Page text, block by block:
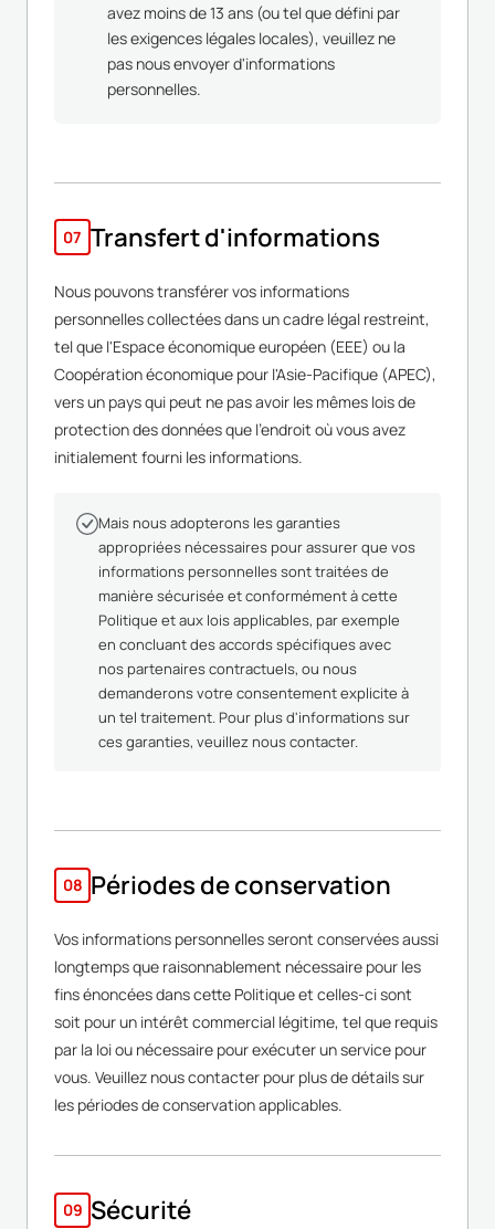
avez moins de 13 ans (ou tel que défini par
les exigences légales locales), veuillez ne
pas nous envoyer d'informations
personnelles.
07 Transfert d'informations
Nous pouvons transférer vos informations
personnelles collectées dans un cadre légal restreint,
tel que l'Espace économique européen (EEE) ou la
Coopération économique pour l'Asie-Pacifique (APEC),
vers un pays qui peut ne pas avoir les mêmes lois de
protection des données que l'endroit où vous avez
initialement fourni les informations.
Mais nous adopterons les garanties
appropriées nécessaires pour assurer que vos
informations personnelles sont traitées de
manière sécurisée et conformément à cette
Politique et aux lois applicables, par exemple
en concluant des accords spécifiques avec
nos partenaires contractuels, ou nous
demanderons votre consentement explicite à
un tel traitement. Pour plus d'informations sur
ces garanties, veuillez nous contacter.
08 Périodes de conservation
Vos informations personnelles seront conservées aussi
longtemps que raisonnablement nécessaire pour les
fins énoncées dans cette Politique et celles-ci sont
soit pour un intérêt commercial légitime, tel que requis
par la loi ou nécessaire pour exécuter un service pour
vous. Veuillez nous contacter pour plus de détails sur
les périodes de conservation applicables.
09 Sécurité